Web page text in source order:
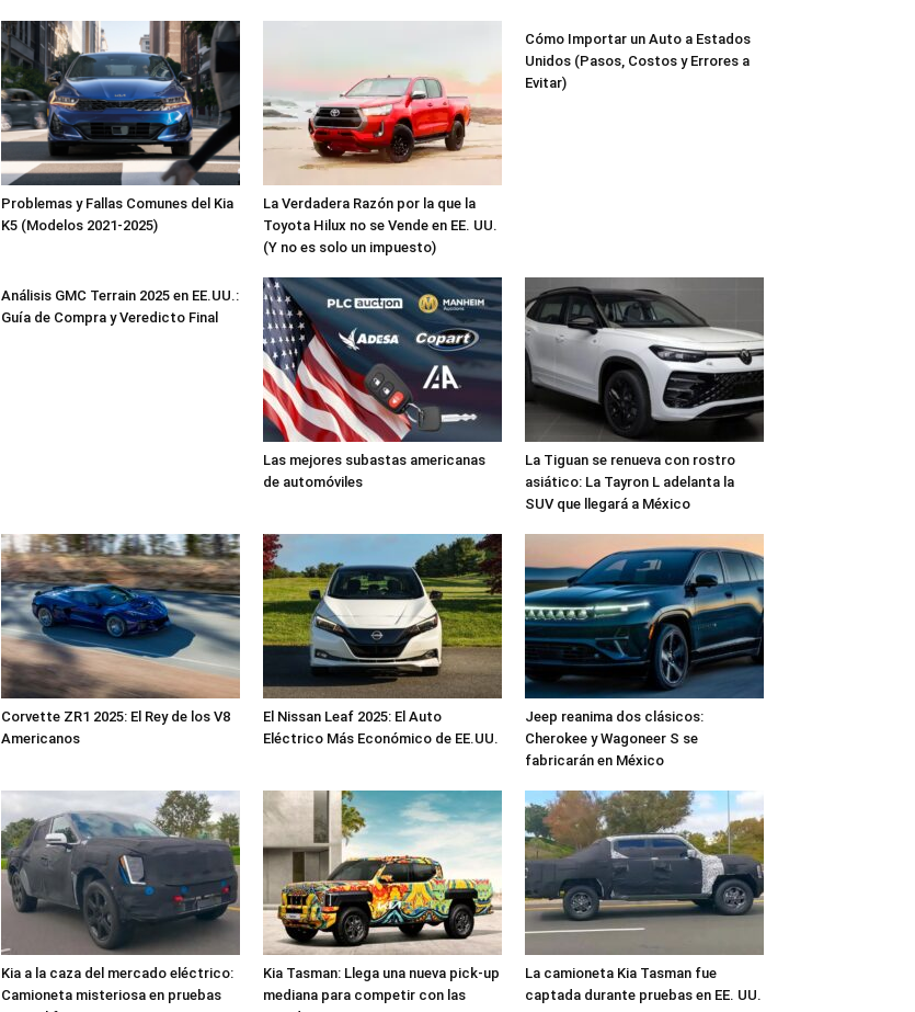
Problemas y Fallas Comunes del Kia
K5 (Modelos 2021-2025)
La Verdadera Razón por la que la
Toyota Hilux no se Vende en EE. UU.
(Y no es solo un impuesto)
Cómo Importar un Auto a Estados
Unidos (Pasos, Costos y Errores a
Evitar)
Análisis GMC Terrain 2025 en EE.UU.:
Guía de Compra y Veredicto Final
Las mejores subastas americanas
de automóviles
La Tiguan se renueva con rostro
asiático: La Tayron L adelanta la
SUV que llegará a México
Corvette ZR1 2025: El Rey de los V8
Americanos
El Nissan Leaf 2025: El Auto
Eléctrico Más Económico de EE.UU.
Jeep reanima dos clásicos:
Cherokee y Wagoneer S se
fabricarán en México
Kia a la caza del mercado eléctrico:
Camioneta misteriosa en pruebas
Kia Tasman: Llega una nueva pick-up
mediana para competir con las
La camioneta Kia Tasman fue
captada durante pruebas en EE. UU.